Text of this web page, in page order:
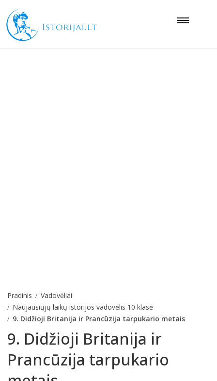
Pradinis
Vadovėliai
Naujausiųjų laikų istorijos vadovėlis 10 klasė
9. Didžioji Britanija ir Prancūzija tarpukario metais
9. Didžioji Britanija ir
Prancūzija tarpukario